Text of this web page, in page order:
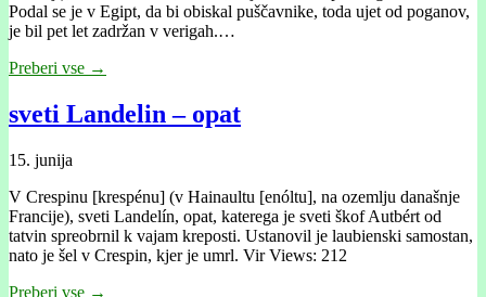
Podal se je v Egipt, da bi obiskal puščavnike, toda ujet od poganov,
je bil pet let zadržan v verigah.…
Preberi vse →
sveti Landelin – opat
15. junija
V Crespinu [krespénu] (v Hainaultu [enóltu], na ozemlju današnje
Francije), sveti Landelín, opat, katerega je sveti škof Autbért od
tatvin spreobrnil k vajam kreposti. Ustanovil je laubienski samostan,
nato je šel v Crespin, kjer je umrl. Vir Views: 212
Preberi vse →